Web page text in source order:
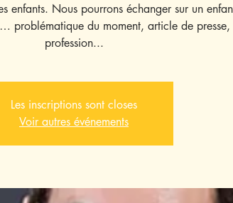
enfants. Nous pourrons échanger sur un
problématique du moment, article de presse,
profession...
Les inscriptions sont closes
Voir autres événements